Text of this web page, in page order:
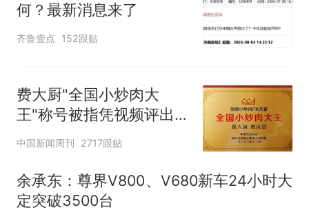
何？最新消息来了
齐鲁壹点 152跟贴
费大厨"全国小炒肉大
王"称号被指凭视频评出
官方回应
中国新闻周刊 2717跟贴
余承东：尊界V800、V680新车24小时大
定突破3500台